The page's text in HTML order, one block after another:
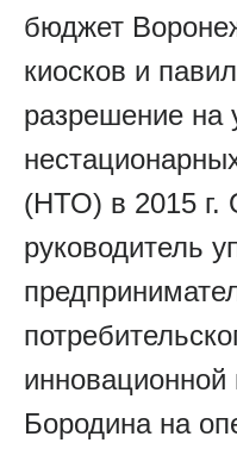
бюджет
киосков и
разрешение на
(НТО) в 2015 г.
руководитель
Бородина на